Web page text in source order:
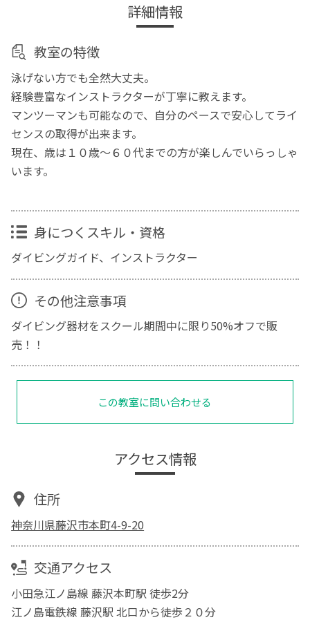
詳細情報
教室の特徴
泳げない方でも全然大丈夫。
経験豊富なインストラクターが丁寧に教えます。
マンツーマンも可能なので、自分のペースで安心してライ
センスの取得が出来ます。
現在、歳は１０歳〜６０代までの方が楽しんでいらっしゃ
います。
身につくスキル・資格
ダイビングガイド、インストラクター
その他注意事項
ダイビング器材をスクール期間中に限り50%オフで販
売！！
この教室に問い合わせる
アクセス情報
住所
神奈川県藤沢市本町4-9-20
交通アクセス
小田急江ノ島線 藤沢本町駅 徒歩2分
江ノ島電鉄線 藤沢駅 北口から徒歩２０分